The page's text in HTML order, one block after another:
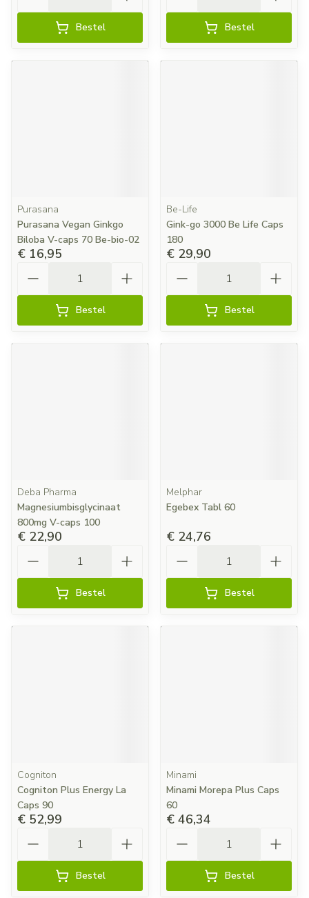
Bestel Bestel
Purasana
Purasana Vegan Ginkgo
Biloba V-caps 70 Be-bio-02
€ 16,95
Bestel
Be-Life
Gink-go 3000 Be Life Caps
180
€ 29,90
Bestel
Deba Pharma
Magnesiumbisglycinaat
800mg V-caps 100
€ 22,90
Bestel
Melphar
Egebex Tabl 60
€ 24,76
Bestel
Cogniton
Cogniton Plus Energy La
Caps 90
€ 52,99
Bestel
Minami
Minami Morepa Plus Caps
60
€ 46,34
Bestel